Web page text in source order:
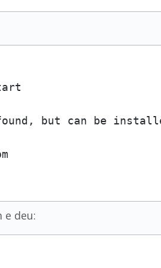
but can be
deu: